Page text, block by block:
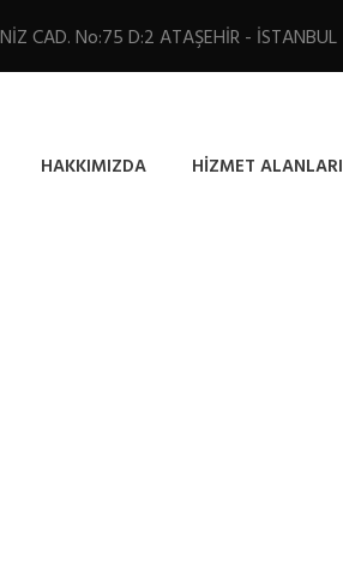
CAD. No:75 D:2 ATAŞEHİR - İSTANBUL
HAKKIMIZDA HIZMET ALANLARI